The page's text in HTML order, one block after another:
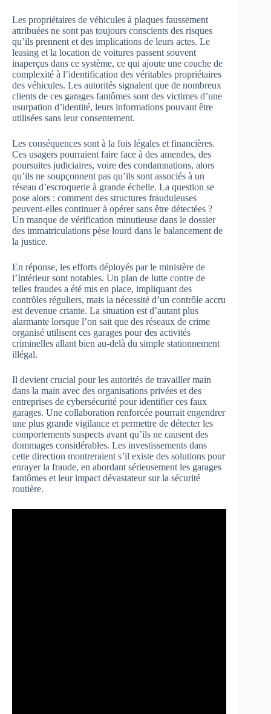
Les propriétaires de véhicules à plaques faussement
attribuées ne sont pas toujours conscients des risques
qu’ils prennent et des implications de leurs actes. Le
leasing et la location de voitures passent souvent
inaperçus dans ce système, ce qui ajoute une couche de
complexité à l’identification des véritables propriétaires
des véhicules. Les autorités signalent que de nombreux
clients de ces garages fantômes sont des victimes d’une
usurpation d’identité, leurs informations pouvant être
utilisées sans leur consentement.
Les conséquences sont à la fois légales et financières.
Ces usagers pourraient faire face à des amendes, des
poursuites judiciaires, voire des condamnations, alors
qu’ils ne soupçonnent pas qu’ils sont associés à un
réseau d’escroquerie à grande échelle. La question se
pose alors : comment des structures frauduleuses
peuvent-elles continuer à opérer sans être détectées ?
Un manque de vérification minutieuse dans le dossier
des immatriculations pèse lourd dans le balancement de
la justice.
En réponse, les efforts déployés par le ministère de
l’Intérieur sont notables. Un plan de lutte contre de
telles fraudes a été mis en place, impliquant des
contrôles réguliers, mais la nécessité d’un contrôle accru
est devenue criante. La situation est d’autant plus
alarmante lorsque l’on sait que des réseaux de crime
organisé utilisent ces garages pour des activités
criminelles allant bien au-delà du simple stationnement
illégal.
Il devient crucial pour les autorités de travailler main
dans la main avec des organisations privées et des
entreprises de cybersécurité pour identifier ces faux
garages. Une collaboration renforcée pourrait engendrer
une plus grande vigilance et permettre de détecter les
comportements suspects avant qu’ils ne causent des
dommages considérables. Les investissements dans
cette direction montreraient s’il existe des solutions pour
enrayer la fraude, en abordant sérieusement les garages
fantômes et leur impact dévastateur sur la sécurité
routière.